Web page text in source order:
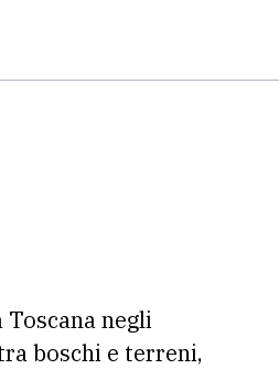
Toscana negli
boschi e terreni,